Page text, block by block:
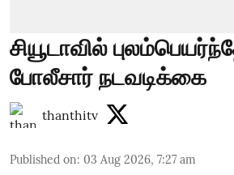
சியூடாவில்
போலீசார் நடவடிக்கை
thanthitv
Published on: 03 Aug 2026, 7:27 am